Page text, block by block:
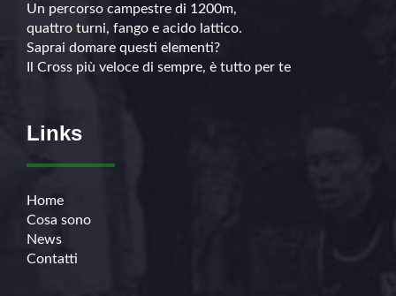
Un percorso campestre di 1200m,
quattro turni, fango e acido lattico.
Saprai domare questi elementi?
Il Cross più veloce di sempre, è tutto per te
Links
Home
Cosa sono
News
Contatti